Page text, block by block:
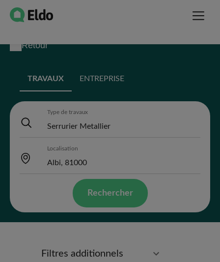
Retour
TRAVAUX ENTREPRISE
Type de travaux
Localisation
Rechercher
Filtres additionnels